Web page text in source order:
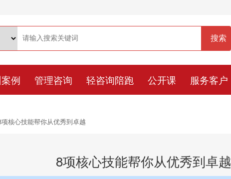
例 管理咨询 轻咨询陪跑 公开课 服务客户
项核心技能帮你从优秀到卓越
8项核心技能帮你从优秀到卓越